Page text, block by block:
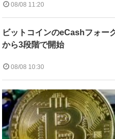
08/08 11:20
ビットコインのeCashフォー
から3段階で開始
08/08 10:30